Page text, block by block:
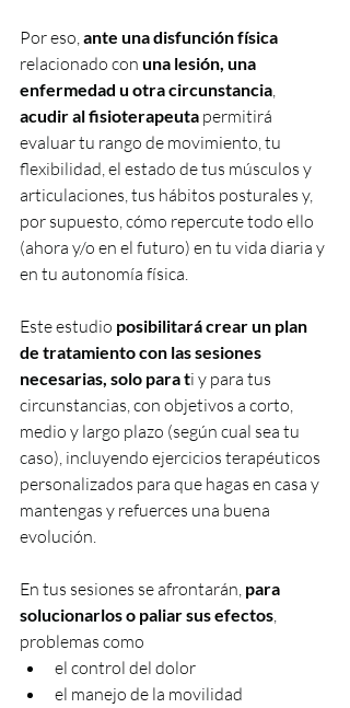
Por eso, ante una disfunción física
relacionado con una lesión, una
enfermedad u otra circunstancia,
acudir al fisioterapeuta permitirá
evaluar tu rango de movimiento, tu
flexibilidad, el estado de tus músculos y
articulaciones, tus hábitos posturales y,
por supuesto, cómo repercute todo ello
(ahora y/o en el futuro) en tu vida diaria y
en tu autonomía física.
Este estudio posibilitará crear un plan
de tratamiento con las sesiones
necesarias, solo para ti y para tus
circunstancias, con objetivos a corto,
medio y largo plazo (según cual sea tu
caso), incluyendo ejercicios terapéuticos
personalizados para que hagas en casa y
mantengas y refuerces una buena
evolución.
En tus sesiones se afrontarán, para
solucionarlos o paliar sus efectos,
problemas como
el control del dolor
el manejo de la movilidad